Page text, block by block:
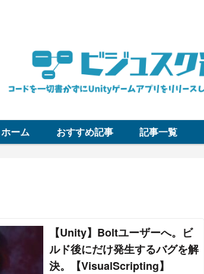
ホーム おすすめ記事 記事一覧
【Unity】Boltユーザーへ。ビ
ルド後にだけ発生するバグを解
決。【VisualScripting】